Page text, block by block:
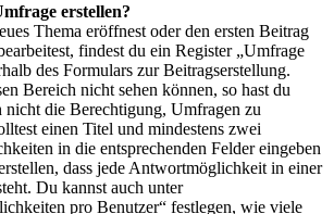
erstellen?
Thema eröffnest oder den ersten Beitrag
findest du ein Register „Umfrage
des Formulars zur Beitragserstellung.
Bereich nicht sehen können, so hast du
nicht die Berechtigung, Umfragen zu
einen Titel und mindestens zwei
in die entsprechenden Felder eingeben
dass jede Antwortmöglichkeit in einer
Du kannst auch unter
pro Benutzer“ festlegen, wie viele